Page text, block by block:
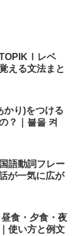
レベ
える文法まと
り)をつける
？｜불을 켜
語動詞フレー
が一気に広が
食・夕食・夜
使い方と例文